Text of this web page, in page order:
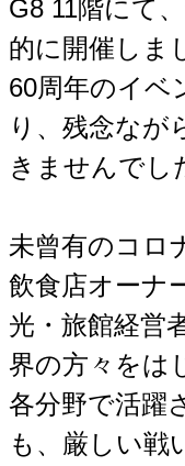
G8 11階にて
的に開催しま
60周年のイベ
り、残念なが
きませんでし
未曾有のコロ
飲食店オーナ
光・旅館経営
界の方々をは
各分野で活躍
も、厳しい戦